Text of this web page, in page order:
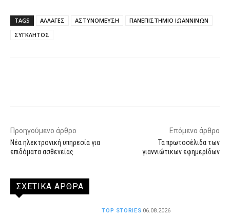
TAGS ΑΛΛΑΓΕΣ ΑΣΤΥΝΟΜΕΥΣΗ
ΠΑΝΕΠΙΣΤΗΜΙΟ ΙΩΑΝΝΙΝΩΝ
ΣΥΓΚΛΗΤΟΣ
Προηγούμενο άρθρο
Νέα ηλεκτρονική υπηρεσία για
επιδόματα ασθενείας
Επόμενο άρθρο
Τα πρωτοσέλιδα των
γιαννιώτικων εφημερίδων
ΣΧΕΤΙΚΑ ΑΡΘΡΑ
TOP STORIES 06.08.2026